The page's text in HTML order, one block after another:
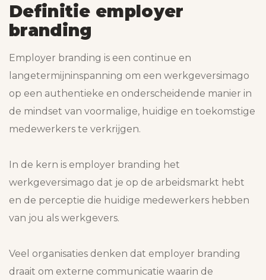
Definitie employer
branding
Employer branding is een continue en
langetermijninspanning om een werkgeversimago
op een authentieke en onderscheidende manier in
de mindset van voormalige, huidige en toekomstige
medewerkers te verkrijgen.
In de kern is employer branding het
werkgeversimago dat je op de arbeidsmarkt hebt
en de perceptie die huidige medewerkers hebben
van jou als werkgevers.
Veel organisaties denken dat employer branding
draait om externe communicatie waarin de